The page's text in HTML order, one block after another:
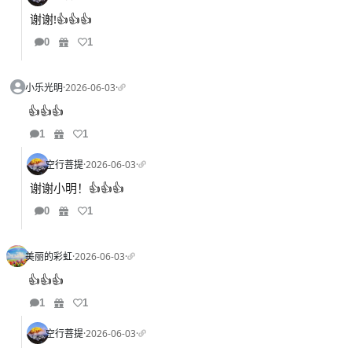
谢谢!👍👍👍
0 1
小乐光明·2026-06-03·
👍👍👍
1 1
空行菩提·2026-06-03·
谢谢小明！👍👍👍
0 1
美丽的彩虹·2026-06-03·
👍👍👍
1 1
空行菩提·2026-06-03·